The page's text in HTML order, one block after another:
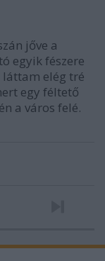
jőve a
egyik fészere
elég tré
egy féltető
a város felé.